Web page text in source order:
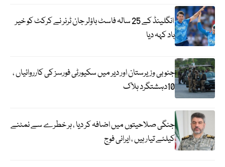
انگلینڈ کے 25 سالہ فاسٹ باؤلر جان ٹرنر نے کرکٹ کو خیر
باد کہہ دیا
جنوبی وزیرستان اور دیر میں سکیورٹی فورسز کی کارروائیاں ،
10دہشتگرد ہلاک
جنگی صلاحیتوں میں اضافہ کر دیا ، ہر خطرے سے نمٹنے
کیلئے تیار ہیں ، ایرانی فوج